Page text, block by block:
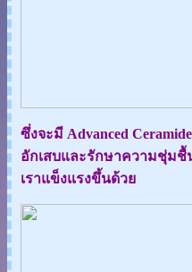
ซึ่งจะมี Advanced
อักเสบและรักษาความชุ่มชื้
เราแข็งแรงขึ้นด้ว